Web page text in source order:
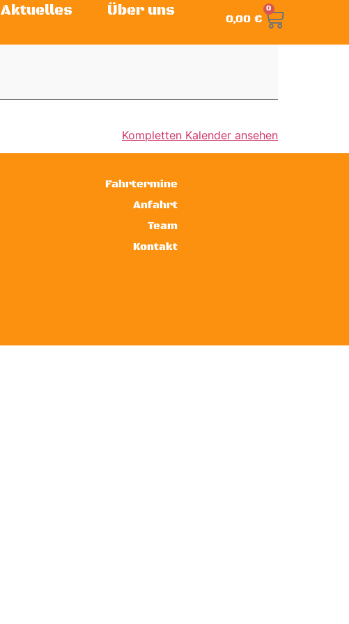
Aktuelles
Über uns
0,00 €
0
Kompletten Kalender ansehen
Fahrtermine
Anfahrt
Team
Kontakt